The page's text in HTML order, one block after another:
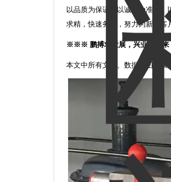
以品质为保证，以诚信为准则，
求精，快速务实，努力为新老客
※※※ 鹏搏求发展，兴业创未
本文中所有文字、数据、图片仅